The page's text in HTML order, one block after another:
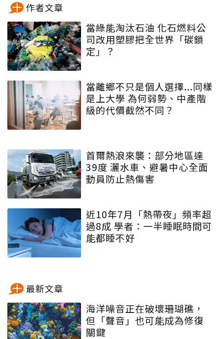
作者文章
當綠能淘汰石油 化石燃料公
司改用塑膠把全世界「碳鎖
定」？
當離鄉不只是個人選擇...同樣
是上大學 為何弱勢、中產階
級的代價截然不同？
首爾熱浪來襲：部分地區達
39度 灑水車、避暑中心全面
動員防止熱傷害
近10年7月「熱帶夜」頻率超
過8成 學者：一半睡眠時間可
能都睡不好
最新文章
海洋噪音正在破壞珊瑚礁，
但「聲音」也可能成為修復
關鍵